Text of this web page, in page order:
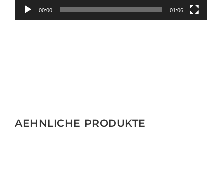
00:00 01:06
AEHNLICHE PRODUKTE